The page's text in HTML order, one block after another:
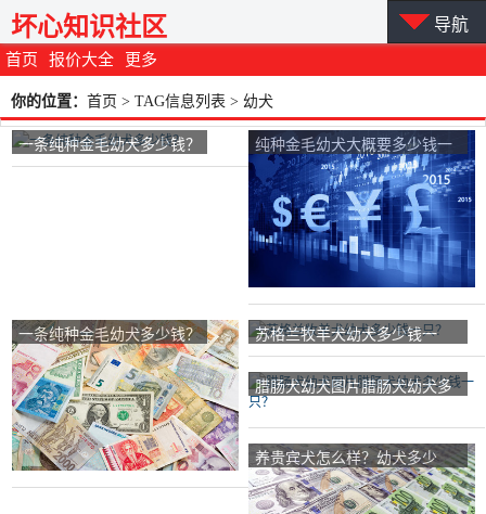
首页 报价大全 更多
坏心知识社区 导航
你的位置： 首页 > TAG信息列表 > 幼犬
一条纯种金毛幼犬多少钱？
纯种金毛幼犬大概要多少钱一
只？
一条纯种金毛幼犬多少钱？
苏格兰牧羊犬幼犬多少钱一
只？
腊肠犬幼犬图片腊肠犬幼犬多
少钱一只？
养贵宾犬怎么样？幼犬多少
钱？